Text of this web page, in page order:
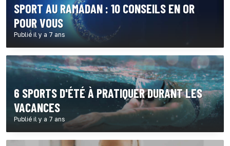
SPORT AU RAMADAN : 10 CONSEILS EN OR
POUR VOUS
Publié il y a 7 ans
6 SPORTS D'ÉTÉ À PRATIQUER DURANT LES
VACANCES
Publié il y a 7 ans